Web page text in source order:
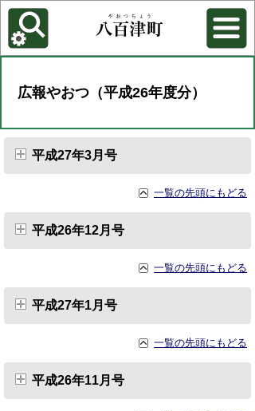
各種機能
背景色を変更する
広報やおつ（平成26年度分）
平成27年3月号
一覧の先頭にもどる
平成26年12月号
一覧の先頭にもどる
平成27年1月号
一覧の先頭にもどる
平成26年11月号